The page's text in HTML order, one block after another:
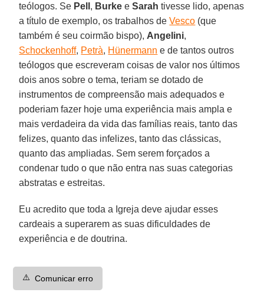
teólogos. Se Pell , Burke eSarah tivesse lido, apenas
a título de exemplo, os trabalhos deVesco (que
também é seu coirmão bispo), Angelini,
Schockenhoff, Petrà, Hünermann e de tantos outros
teólogos que escreveram coisas de valor nos últimos
dois anos sobre o tema, teriam se dotado de
instrumentos de compreensão mais adequados e
poderiam fazer hoje uma experiência mais ampla e
mais verdadeira da vida das famílias reais, tanto das
felizes, quanto das infelizes, tanto das clássicas,
quanto das ampliadas. Sem serem forçados a
condenar tudo o que não entra nas suas categorias
abstratas e estreitas.
Eu acredito que toda a Igreja deve ajudar esses
cardeais a superarem as suas dificuldades de
experiência e de doutrina.
⚠️ Comunicar erro